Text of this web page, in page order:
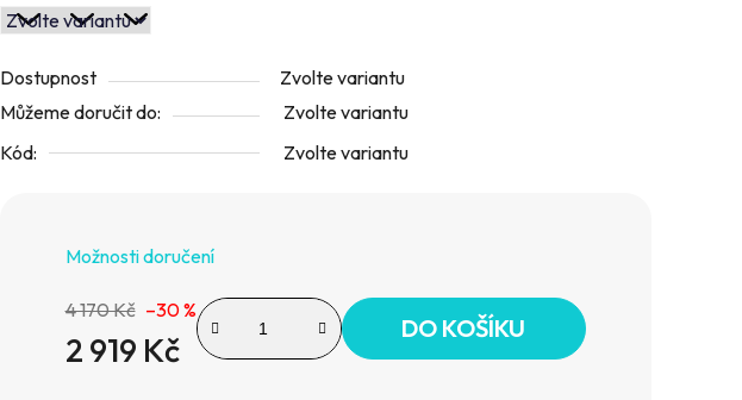
Dostupnost
Zvolte variantu
Můžeme doručit do:
Zvolte variantu
Kód:
Zvolte variantu
Možnosti doručení
4 170 Kč –30 %
2 919 Kč
DO KOŠÍKU